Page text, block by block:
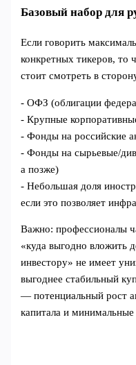
Базовый набор для
Если говорить
конкретных тикеров, то
стоит смотреть в
- ОФЗ (облигации
- Крупные
- Фонды на российские
- Фонды на сырьевые/
а позже)
- Небольшая доля
если это позволяет
Важно: профессионалы
«куда выгодно вложить
инвестору» не имеет
выгоднее стабильный
— потенциальный рост
капитала и минимальные